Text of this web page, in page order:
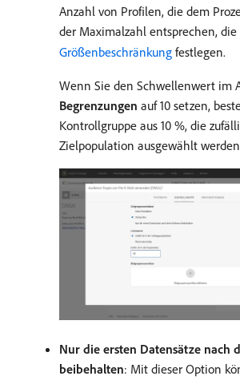
Anzahl von Profilen, die dem
der Maximalzahl entsprechen, die
Größenbeschränkung festlegen.
Wenn Sie den Schwellenwert im
Begrenzungen auf 10 setzen,
Kontrollgruppe aus 10 %, die
Zielpopulation ausgewählt
Nur die ersten Datensätze nach
beibehalten: Mit dieser Option